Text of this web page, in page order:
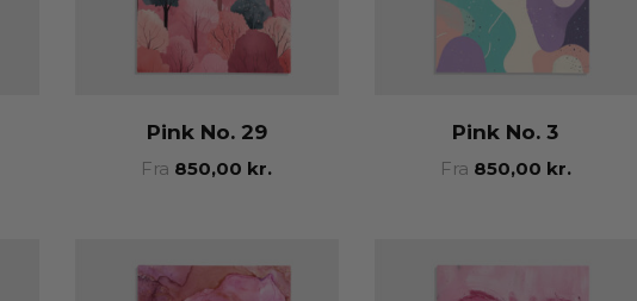
Pink No. 29
Fra 850,00 kr.
Pink No. 3
Fra 850,00 kr.